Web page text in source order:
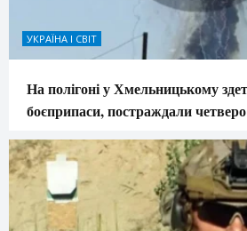
УКРАЇНА І СВІТ
На полігоні у Хмельницькому
боєприпаси, постраждали